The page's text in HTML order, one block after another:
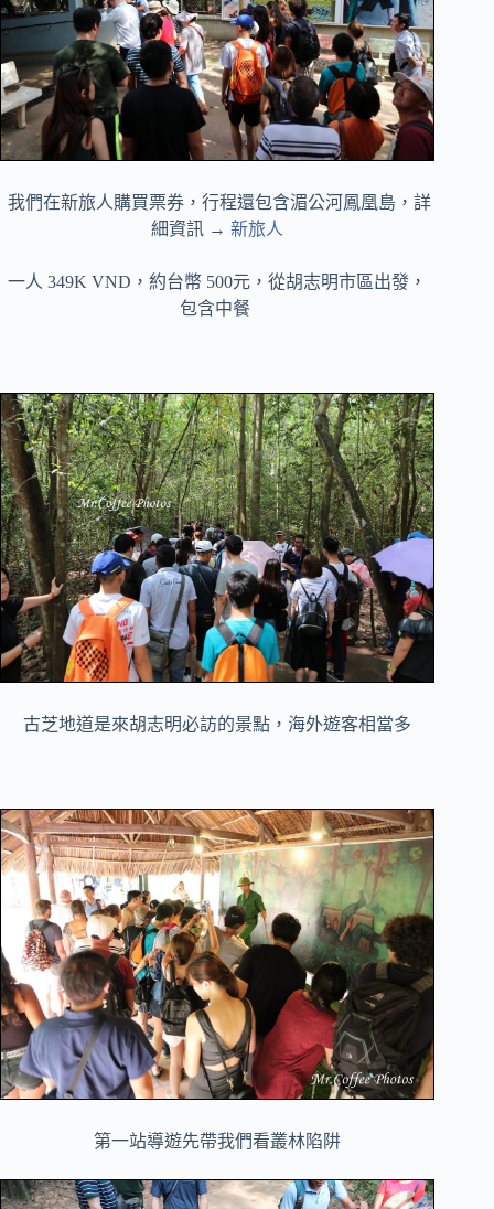
我們在新旅人購買票券，行程還包含湄公河鳳凰島，詳
細資訊 →新旅人
一人 349K VND，約台幣 500元，從胡志明市區出發，
包含中餐
古芝地道是來胡志明必訪的景點，海外遊客相當多
第一站導遊先帶我們看叢林陷阱